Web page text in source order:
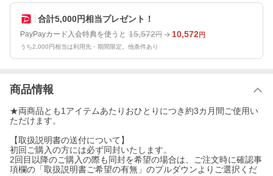
合計5,000円相当プレゼント！
PayPayカード入会特典を使うと 15,572円 10,572円
うち2,000円相当は利用先・期間限定。他条件あり
商品情報
★両商品とも1アイテムあたりおひとりにつき約3カ月間ご使用い
ただけます。
【取扱説明書の送付について】
初回ご購入の方には必ず同封いたします。
2回目以降のご購入の際も同封を希望の場合は、ご注文時に確認事
項欄の「取扱説明書ご希望の有無」のプルダウンよりご選択くだ